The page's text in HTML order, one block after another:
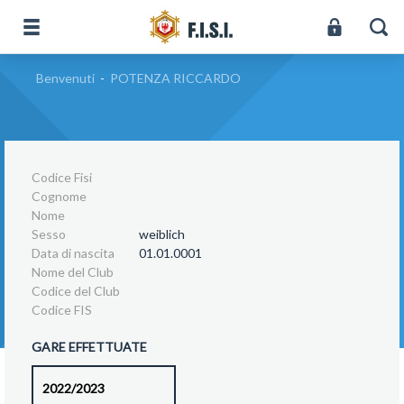
Benvenuti - POTENZA RICCARDO
Codice Fisi
Cognome
Nome
Sesso
weiblich
Data di nascita
01.01.0001
Nome del Club
Codice del Club
Codice FIS
GARE EFFETTUATE